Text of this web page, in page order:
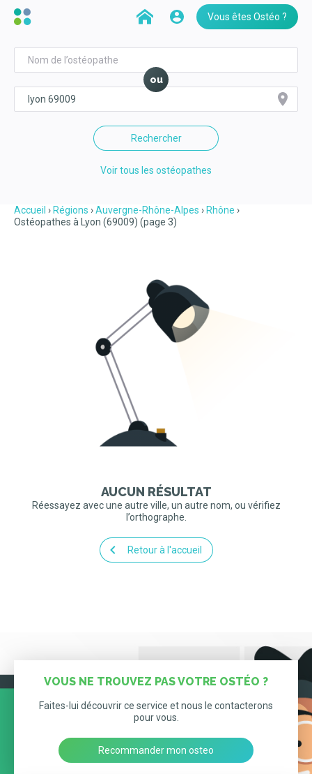
Vous êtes Ostéo ?
ou
Rechercher
Voir tous les ostéopathes
Accueil Régions Auvergne-Rhône-Alpes
Rhône
Ostéopathes à Lyon (69009) (page 3)
AUCUN RÉSULTAT
Réessayez avec une autre ville, un autre nom, ou vérifiez
l’orthographe.
Retour à l'accueil
VOUS NE TROUVEZ PAS VOTRE OSTÉO ?
Faites-lui découvrir ce service et nous le contacterons
pour vous.
Recommander mon osteo